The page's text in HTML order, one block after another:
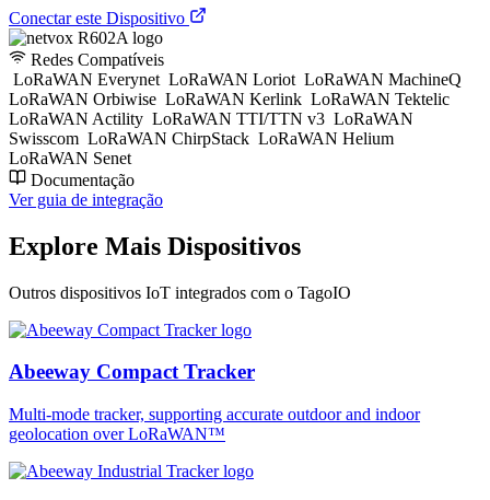
Conectar este Dispositivo
Redes Compatíveis
LoRaWAN Everynet LoRaWAN Loriot LoRaWAN MachineQ
LoRaWAN Orbiwise LoRaWAN Kerlink LoRaWAN Tektelic
LoRaWAN Actility LoRaWAN TTI/TTN v3 LoRaWAN
Swisscom LoRaWAN ChirpStack LoRaWAN Helium
LoRaWAN Senet
Documentação
Ver guia de integração
Explore Mais Dispositivos
Outros dispositivos IoT integrados com o TagoIO
Abeeway Compact Tracker
Multi-mode tracker, supporting accurate outdoor and indoor
geolocation over LoRaWAN™